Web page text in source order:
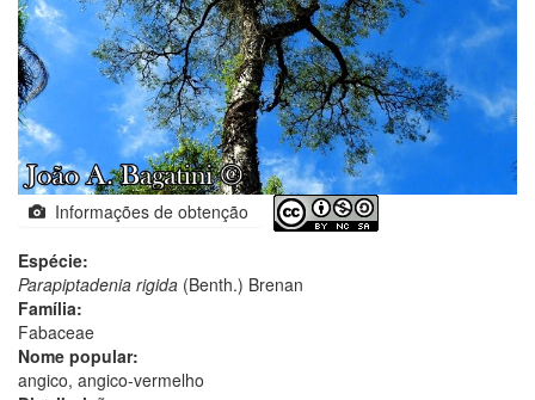
Informações de obtenção
Espécie:
Parapiptadenia rigida (Benth.) Brenan
Família:
Fabaceae
Nome popular:
angico, angico-vermelho